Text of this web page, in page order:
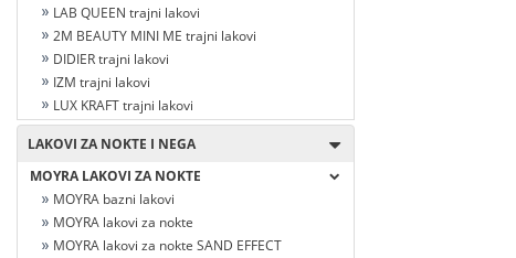
LAB QUEEN trajni lakovi
2M BEAUTY MINI ME trajni lakovi
DIDIER trajni lakovi
IZM trajni lakovi
LUX KRAFT trajni lakovi
LAKOVI ZA NOKTE I NEGA
MOYRA LAKOVI ZA NOKTE
MOYRA bazni lakovi
MOYRA lakovi za nokte
MOYRA lakovi za nokte SAND EFFECT